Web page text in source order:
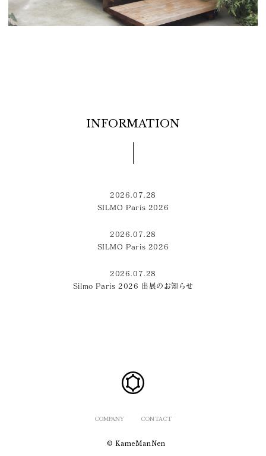
INFORMATION
2026.07.28
SILMO Paris 2026
2026.07.28
SILMO Paris 2026
2026.07.28
Silmo Paris 2026 出展のお知らせ
COMPANY CONTACT
© KameManNen